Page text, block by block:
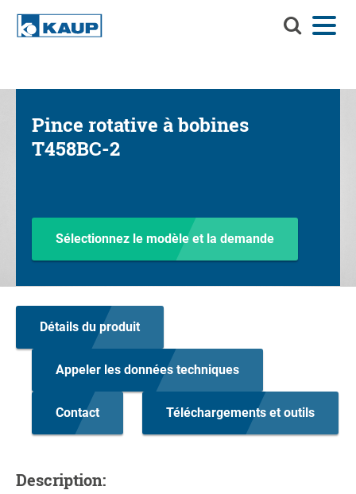
Recherchez
Menu
Accessoires
Solutions de manutention
Services
Entreprise
Carrière chez KAUP
Recherche de produits
Capacité résiduelle
Pince rotative à bobines
T458BC-2
Sélectionnez le modèle et la demande
Détails du produit
Appeler les données techniques
Contact Téléchargements et outils
Description: